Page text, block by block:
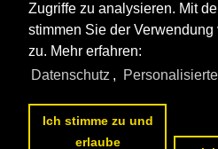
Zugriffe zu analysieren. Mit
stimmen Sie der
zu. Mehr erfahren:
Datenschutz ,
Ich stimme zu und
erlaube